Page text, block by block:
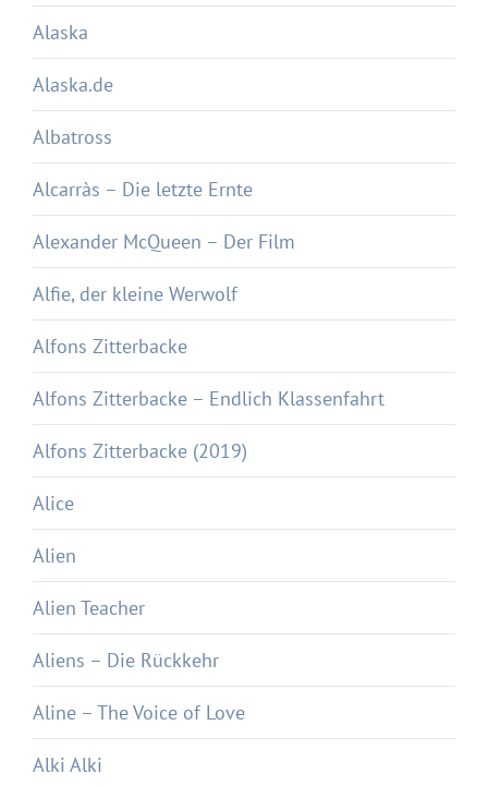
Alaska
Alaska.de
Albatross
Alcarràs – Die letzte Ernte
Alexander McQueen – Der Film
Alfie, der kleine Werwolf
Alfons Zitterbacke
Alfons Zitterbacke – Endlich Klassenfahrt
Alfons Zitterbacke (2019)
Alice
Alien
Alien Teacher
Aliens – Die Rückkehr
Aline – The Voice of Love
Alki Alki